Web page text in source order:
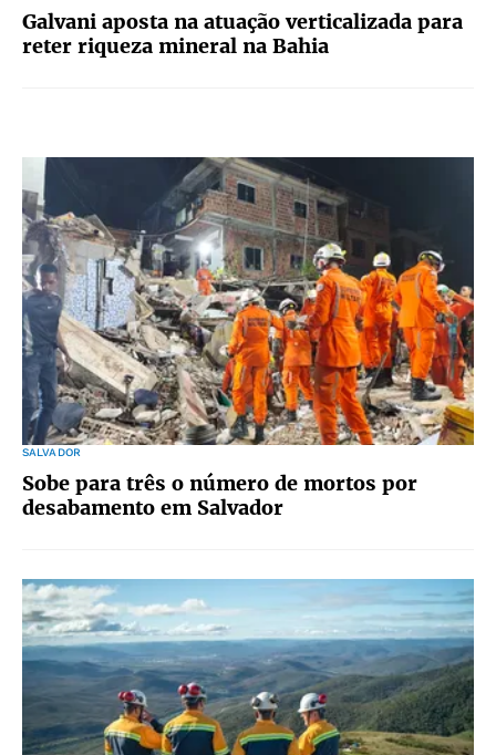
Galvani aposta na atuação verticalizada para
reter riqueza mineral na Bahia
SALVADOR
Sobe para três o número de mortos por
desabamento em Salvador